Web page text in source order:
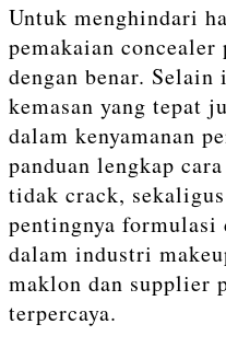
Untuk menghindari
pemakaian
dengan benar.
kemasan yang tepat
dalam kenyamanan
panduan lengkap
tidak crack,
pentingnya formulasi
dalam industri
maklon dan supplier
terpercaya.